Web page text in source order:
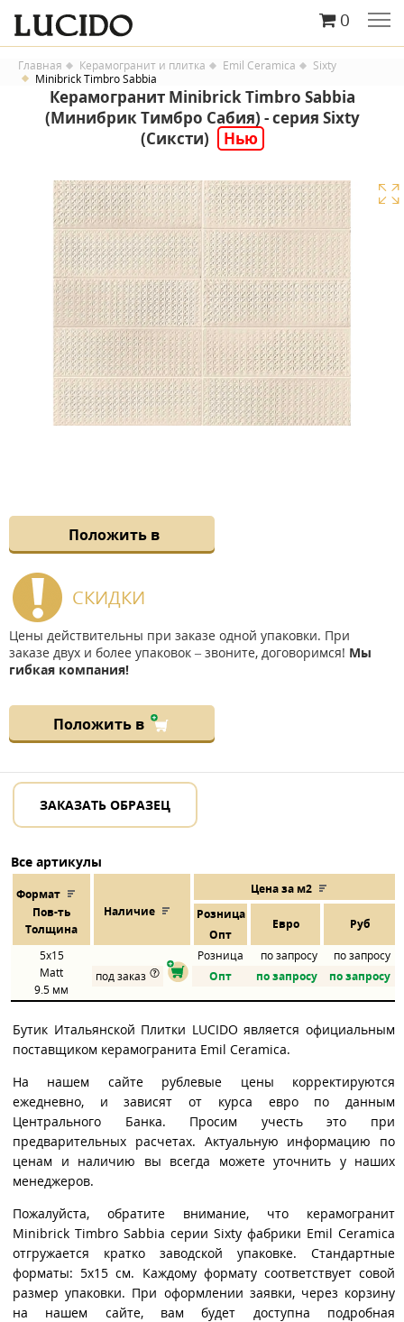
0
Главная Керамогранит и плитка Emil Ceramica
Sixty
Minibrick Timbro Sabbia
Керамогранит Minibrick Timbro Sabbia
(Минибрик Тимбро Сабия) - серия Sixty
(Сиксти)
Нью
Положить в
СКИДКИ
Цены действительны при заказе одной упаковки. При
заказе двух и более упаковок – звоните, договоримся! Мы
гибкая компания!
Положить в
ЗАКАЗАТЬ ОБРАЗЕЦ
Все артикулы
Формат
Пов-ть
Толщина
Наличие
Цена за м2
Розница
Евро Руб
Опт
5x15
Matt
9.5 мм
Розница по запросу
по запросу
под заказ
Опт по запросу по запросу
Бутик Итальянской Плитки LUCIDO является официальным
поставщиком керамогранита Emil Ceramica.
На нашем сайте рублевые цены корректируются
ежедневно, и зависят от курса евро по данным
Центрального Банка. Просим учесть это при
предварительных расчетах. Актуальную информацию по
ценам и наличию вы всегда можете уточнить у наших
менеджеров.
Пожалуйста, обратите внимание, что керамогранит
Minibrick Timbro Sabbia серии Sixty фабрики Emil Ceramica
отгружается кратко заводской упаковке. Стандартные
форматы: 5x15 см. Каждому формату соответствует совой
размер упаковки. При оформлении заявки, через корзину
на нашем сайте, вам будет доступна подробная